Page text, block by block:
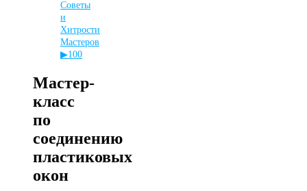
Советы
и
Хитрости
Мастеров
▶100
Мастер-
класс
по
соединению
пластиковых
окон